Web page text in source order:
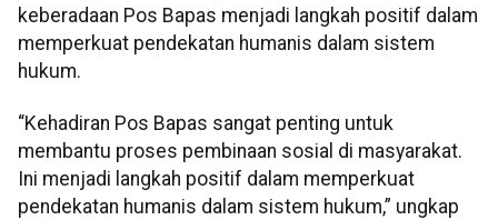
keberadaan Pos Bapas menjadi langkah positif dalam
memperkuat pendekatan humanis dalam sistem
hukum.
“Kehadiran Pos Bapas sangat penting untuk
membantu proses pembinaan sosial di masyarakat.
Ini menjadi langkah positif dalam memperkuat
pendekatan humanis dalam sistem hukum,” ungkap